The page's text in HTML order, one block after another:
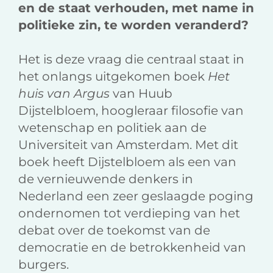
en de staat verhouden, met name in
politieke zin, te worden veranderd?
Het is deze vraag die centraal staat in
het onlangs uitgekomen boek Het
huis van Argus van Huub
Dijstelbloem, hoogleraar filosofie van
wetenschap en politiek aan de
Universiteit van Amsterdam. Met dit
boek heeft Dijstelbloem als een van
de vernieuwende denkers in
Nederland een zeer geslaagde poging
ondernomen tot verdieping van het
debat over de toekomst van de
democratie en de betrokkenheid van
burgers.